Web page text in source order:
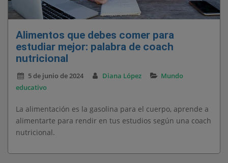
Alimentos que debes comer para
estudiar mejor: palabra de coach
nutricional
5 de junio de 2024 Diana López
Mundo
educativo
La alimentación es la gasolina para el cuerpo, aprende a
alimentarte para rendir en tus estudios según una coach
nutricional.